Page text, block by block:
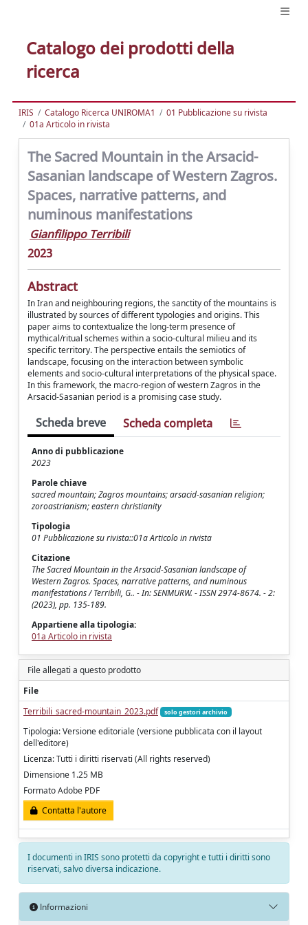
Catalogo dei prodotti della
ricerca
IRIS Catalogo Ricerca UNIROMA1
01 Pubblicazione su rivista
01a Articolo in rivista
The Sacred Mountain in the Arsacid-
Sasanian landscape of Western Zagros.
Spaces, narrative patterns, and
numinous manifestations
Gianfilippo Terribili
2023
Abstract
In Iran and neighbouring regions, the sanctity of the mountains is
illustrated by sources of different typologies and origins. This
paper aims to contextualize the long-term presence of
mythical/ritual schemes within a socio-cultural milieu and its
specific territory. The perspective entails the semiotics of
landscape, focusing on the interaction between symbolic
elements and socio-cultural interpretations of the physical space.
In this framework, the macro-region of western Zagros in the
Arsacid-Sasanian period is a promising case study.
Scheda breve Scheda completa
Anno di pubblicazione
2023
Parole chiave
sacred mountain; Zagros mountains; arsacid-sasanian religion;
zoroastrianism; eastern christianity
Tipologia
01 Pubblicazione su rivista::01a Articolo in rivista
Citazione
The Sacred Mountain in the Arsacid-Sasanian landscape of
Western Zagros. Spaces, narrative patterns, and numinous
manifestations / Terribili, G.. - In: SENMURW. - ISSN 2974-8674. - 2:
(2023), pp. 135-189.
Appartiene alla tipologia:
01a Articolo in rivista
File allegati a questo prodotto
File
Terribili_sacred-mountain_2023.pdf
solo gestori archivio
Tipologia: Versione editoriale (versione pubblicata con il layout
dell'editore)
Licenza: Tutti i diritti riservati (All rights reserved)
Dimensione 1.25 MB
Formato Adobe PDF
Contatta l'autore
I documenti in IRIS sono protetti da copyright e tutti i diritti sono
riservati, salvo diversa indicazione.
Informazioni